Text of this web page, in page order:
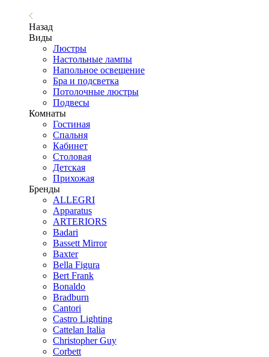
Назад
Виды
Люстры
Настольные лампы
Напольное освещение
Бра и подсветка
Потолочные люстры
Подвесы
Комнаты
Гостиная
Спальня
Кабинет
Столовая
Детская
Прихожая
Бренды
ALLEGRI
Apparatus
ARTERIORS
Badari
Bassett Mirror
Baxter
Bella Figura
Bert Frank
Bonaldo
Bradburn
Cantori
Castro Lighting
Cattelan Italia
Christopher Guy
Corbett